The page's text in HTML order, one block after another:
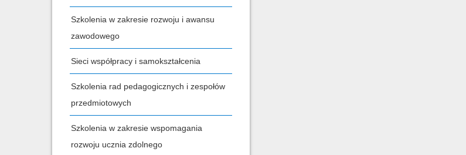
Szkolenia w zakresie rozwoju i awansu
zawodowego
Sieci współpracy i samokształcenia
Szkolenia rad pedagogicznych i zespołów
przedmiotowych
Szkolenia w zakresie wspomagania
rozwoju ucznia zdolnego